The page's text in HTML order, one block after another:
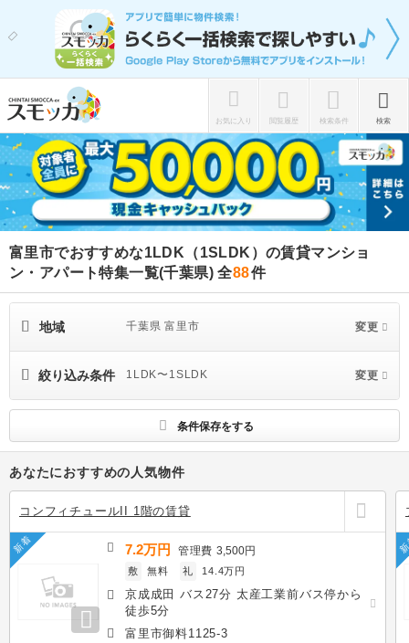
お気に入り 閲覧履歴 検索条件 検索
富里市でおすすめな1LDK（1SLDK）の賃貸マンショ
ン・アパート特集一覧(千葉県)全88件
地域 千葉県 富里市 変更
絞り込み条件 1LDK〜1SLDK 変更
条件保存をする
あなたにおすすめの人気物件
コンフィチュールII 1階の賃貸
新着 7.2万円 管理費3,500円
敷 無料 礼 14.4万円
京成成田 バス27分 太産工業前バス停から
徒歩5分
富里市御料1125-3